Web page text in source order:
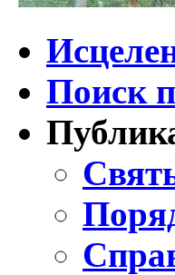
Поиск